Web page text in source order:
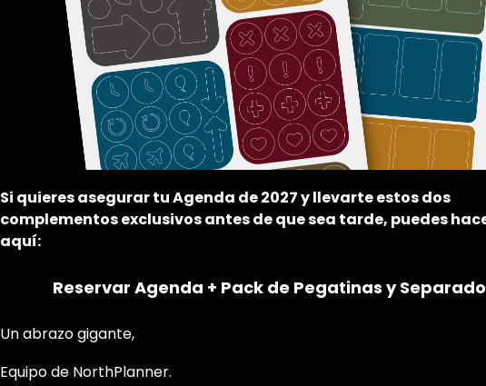
Si quieres asegurar tu Agenda de 2027 y llevarte estos dos
complementos exclusivos antes de que sea tarde, puedes
aquí:
Reservar Agenda + Pack de Pegatinas y
Un abrazo gigante,
Equipo de NorthPlanner.